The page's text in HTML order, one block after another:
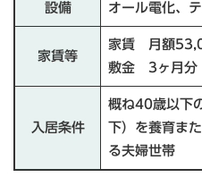
設備 オール電化、
家賃等
家賃 月額
敷金 3ヶ月分
入居条件
概ね40歳以下
下）を養育ま
る夫婦世帯